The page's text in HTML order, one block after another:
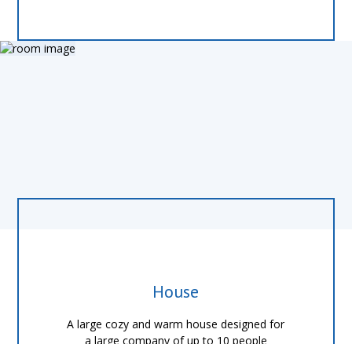
House
A large cozy and warm house designed for
a large company of up to 10 people